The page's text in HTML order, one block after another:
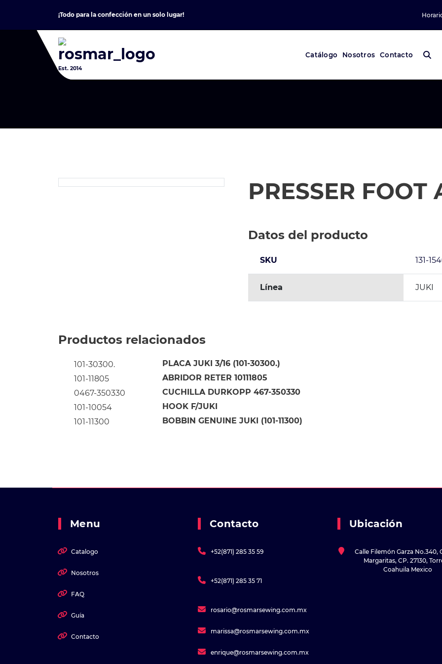
content
¡Todo para la confección en un solo lugar!
Est. 2014
Catálogo Nosotros Contacto
PRESSER FOOT
Datos del producto
SKU 131-
Línea JUKI
Productos relacionados
101-30300. PLACA JUKI 3/16 (101-30300.)
101-11805
ABRIDOR RETER 10111805
0467-350330
CUCHILLA DURKOPP 467-350330
101-10054
HOOK F/JUKI
101-11300
BOBBIN GENUINE JUKI (101-11300)
Menu
Catalogo
Nosotros
FAQ
Guía
Contacto
Contacto
+52(871) 285 35 59
+52(871) 285 35 71
rosario@rosmarsewing.com.mx
marissa@rosmarsewing.com.mx
enrique@rosmarsewing.com.mx
Ubicación
Calle Filemón Garza No.340,
Margaritas, CP. 27130,
Coahuila Mexico